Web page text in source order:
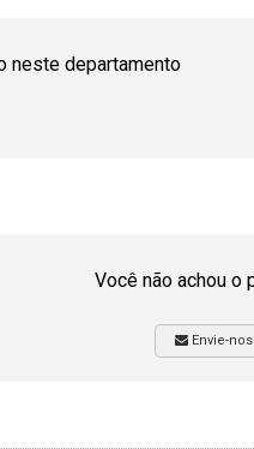
neste departamento
Você não achou o
Envie-